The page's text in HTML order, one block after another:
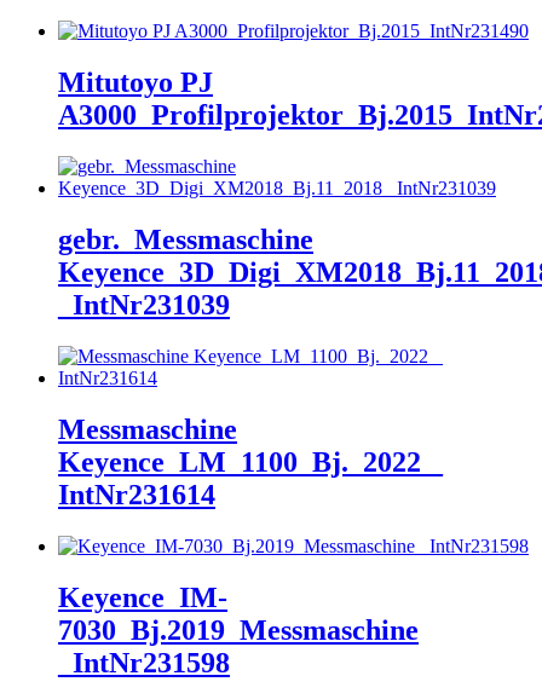
Mitutoyo PJ
gebr._Messmaschine
_IntNr231039
Messmaschine
Keyence_LM_1100_Bj._2022 _
IntNr231614
Keyence_IM-
7030_Bj.2019_Messmaschine
_IntNr231598